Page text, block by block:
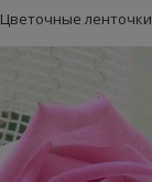
Цветочные ленточки